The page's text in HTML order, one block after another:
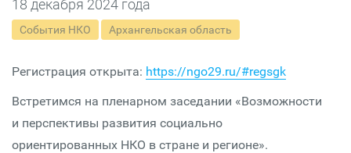
18 декабря 2024 года
События НКО Архангельская область
Регистрация открыта: https://ngo29.ru/#regsgk
Встретимся на пленарном заседании «Возможности
и перспективы развития социально
ориентированных НКО в стране и регионе».